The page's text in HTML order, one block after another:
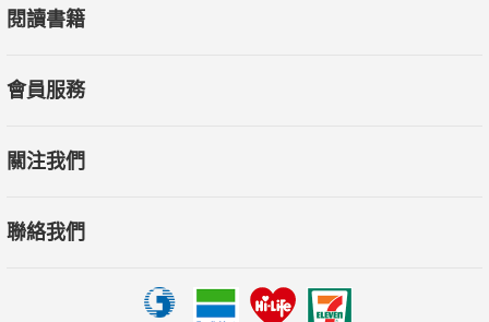
閱讀書籍
會員服務
關注我們
聯絡我們